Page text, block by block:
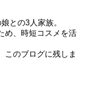
との3人家族。
め、時短コスメを活
このブログに残しま